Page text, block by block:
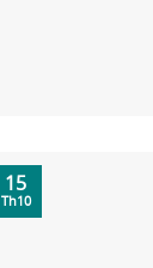
15
Th10